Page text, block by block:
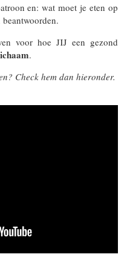
en: wat moet je eten op
voor hoe JIJ een gezond
.
Check hem dan hieronder.